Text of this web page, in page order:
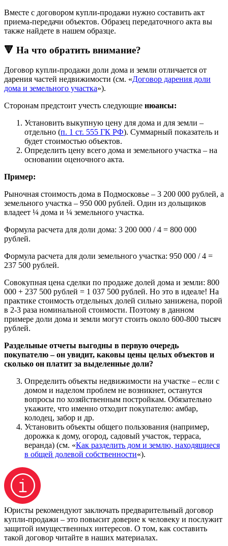
Вместе с договором купли-продажи нужно составить акт
приема-передачи объектов. Образец передаточного акта вы
также найдете в нашем образце.
🔻 На что обратить внимание?
Договор купли-продажи доли дома и земли отличается от
дарения частей недвижимости (см. «Договор дарения доли
дома и земельного участка»).
Сторонам предстоит учесть следующие нюансы:
Установить выкупную цену для дома и для земли –
отдельно (п. 1 ст. 555 ГК РФ). Суммарный показатель и
будет стоимостью объектов.
Определить цену всего дома и земельного участка – на
основании оценочного акта.
Пример:
Рыночная стоимость дома в Подмосковье – 3 200 000 рублей, а
земельного участка – 950 000 рублей. Один из дольщиков
владеет ¼ дома и ¼ земельного участка.
Формула расчета для доли дома: 3 200 000 / 4 = 800 000
рублей.
Формула расчета для доли земельного участка: 950 000 / 4 =
237 500 рублей.
Совокупная цена сделки по продаже долей дома и земли: 800
000 + 237 500 рублей = 1 037 500 рублей. Но это в идеале! На
практике стоимость отдельных долей сильно занижена, порой
в 2-3 раза номинальной стоимости. Поэтому в данном
примере доли дома и земли могут стоить около 600-800 тысяч
рублей.
Раздельные отчеты выгодны в первую очередь
покупателю – он увидит, каковы цены целых объектов и
сколько он платит за выделенные доли?
Определить объекты недвижимости на участке – если с
домом и наделом проблем не возникнет, останутся
вопросы по хозяйственным постройкам. Обязательно
укажите, что именно отходит покупателю: амбар,
колодец, забор и др.
Установить объекты общего пользования (например,
дорожка к дому, огород, садовый участок, терраса,
веранда) (см. «Как разделить дом и землю, находящиеся
в общей долевой собственности«).
Юристы рекомендуют заключать предварительный договор
купли-продажи – это повысит доверие к человеку и послужит
защитой имущественных интересов. О том, как составить
такой договор читайте в наших материалах.